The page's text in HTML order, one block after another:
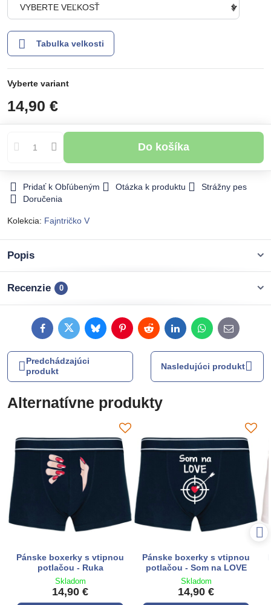
Tabulka velkosti
Vyberte variant
14,90 €
Do košíka
Pridať k Obľúbeným Otázka k produktu
Strážny pes
Doručenia
Kolekcia: Fajntričko V
Popis
Recenzie 0
FacebookTwitterBlueskyPinterestRedditLinkedInWhatsApp
E-
mail
Predchádzajúci
produkt
Nasledujúci produkt
Alternatívne produkty
Pánske boxerky s vtipnou
potlačou - Ruka
Skladom
14,90 €
Pánske boxerky s vtipnou
potlačou - Som na LOVE
Skladom
14,90 €